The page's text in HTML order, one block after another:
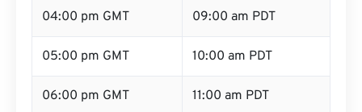
04:00 pm GMT 09:00 am PDT
05:00 pm GMT 10:00 am PDT
06:00 pm GMT 11:00 am PDT